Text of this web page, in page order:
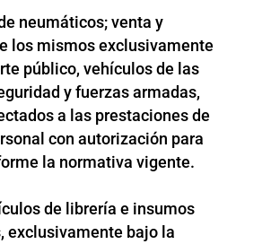
neumáticos; venta y
los mismos exclusivamente
público, vehículos de las
y fuerzas armadas,
a las prestaciones de
con autorización para
la normativa vigente.
de librería e insumos
exclusivamente bajo la